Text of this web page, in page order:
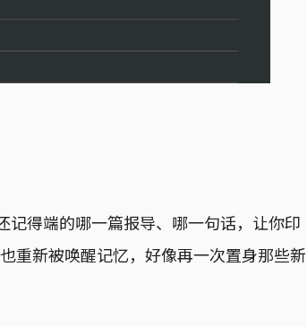
得端的哪一篇报导、哪一句话，让你印
重新被唤醒记忆，好像再一次置身那些新